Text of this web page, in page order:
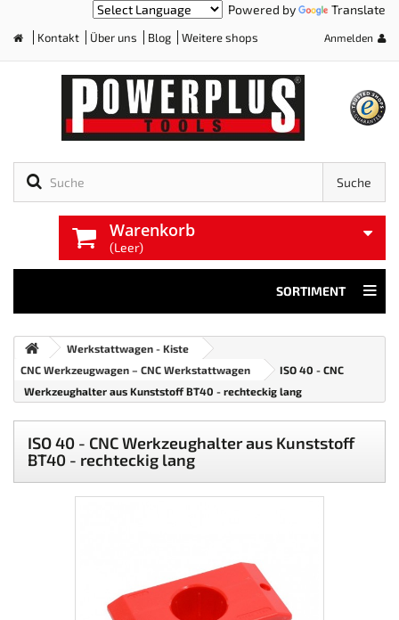
Powered by Translate
Kontakt Über uns Blog Weitere shops Anmelden
Suche
Warenkorb
(Leer)
SORTIMENT
Werkstattwagen - Kiste
CNC Werkzeugwagen – CNC Werkstattwagen
ISO 40 - CNC
Werkzeughalter aus Kunststoff BT40 - rechteckig lang
ISO 40 - CNC Werkzeughalter aus Kunststoff
BT40 - rechteckig lang